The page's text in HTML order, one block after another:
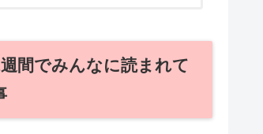
かおるが調べた案件をこっ
そ...
間でみんなに読まれて